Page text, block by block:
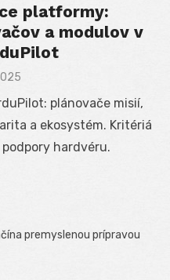
platformy:
a modulov v
plánovače misií,
a ekosystém. Kritériá
hardvéru.
premyslenou prípravou